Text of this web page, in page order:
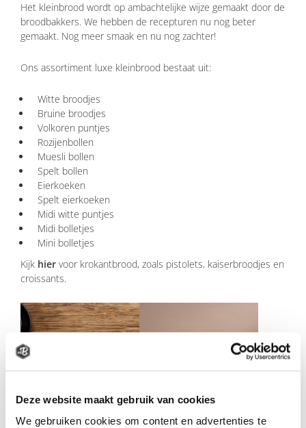
Deze website maakt gebruik van cookies
We gebruiken cookies om content en advertenties te
Het kleinbrood wordt op ambachtelijke wijze gemaakt door de
broodbakkers. We hebben de recepturen nu nog beter
gemaakt. Nog meer smaak en nu nog zachter!
Ons assortiment luxe kleinbrood bestaat uit:
Witte broodjes
Bruine broodjes
Volkoren puntjes
Rozijenbollen
Muesli bollen
Spelt bollen
Eierkoeken
Spelt eierkoeken
Midi witte puntjes
Midi bolletjes
Mini bolletjes
Kijk hier voor krokantbrood, zoals pistolets, kaiserbroodjes en
croissants.